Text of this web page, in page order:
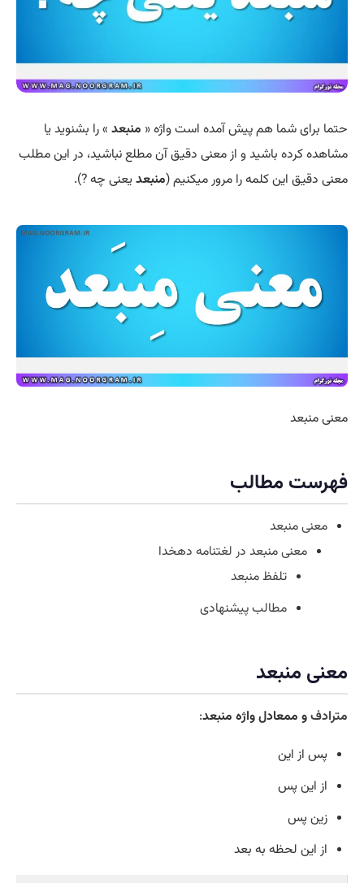
حتما برای شما هم پیش آمده است واژه « منبعد » را بشنوید یا
مشاهده کرده باشید و از معنی دقیق آن مطلع نباشید، در این مطلب
معنی دقیق این کلمه را مرور میکنیم (منبعدیعنی چه ?).
معنی منبعد
فهرست مطالب
معنی منبعد
معنی منبعد در لغتنامه دهخدا
تلفظ منبعد
مطالب پیشنهادی
معنی منبعد
مترادفو ممعادل واژه منبعد:
پس از این
از این پس
زین پس
از این لحظه به بعد